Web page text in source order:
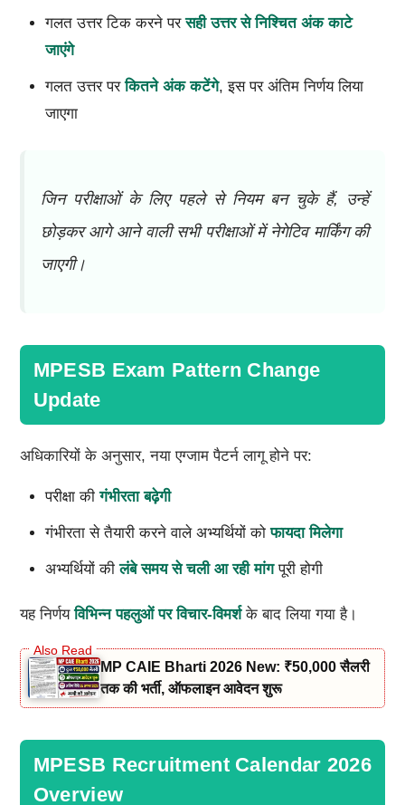
गलत उत्तर टिक करने परसही उत्तर से निश्चित अंक काटे
जाएंगे
गलत उत्तर परकितने अंक कटेंगे, इस पर अंतिम निर्णय लिया
जाएगा
जिन परीक्षाओं के लिए पहले से नियम बन चुके हैं, उन्हें
छोड़कर आगे आने वाली सभी परीक्षाओं में नेगेटिव मार्किंग की
जाएगी।
MPESB Exam Pattern Change
Update
अधिकारियों के अनुसार, नया एग्जाम पैटर्न लागू होने पर:
परीक्षा कीगंभीरता बढ़ेगी
गंभीरता से तैयारी करने वाले अभ्यर्थियों कोफायदा मिलेगा
अभ्यर्थियों कीलंबे समय से चली आ रही मांगपूरी होगी
यह निर्णयविभिन्न पहलुओं पर विचार-विमर्शके बाद लिया गया है।
MP CAIE Bharti 2026 New: ₹50,000 सैलरी
तक की भर्ती, ऑफलाइन आवेदन शुरू
MPESB Recruitment Calendar 2026
Overview